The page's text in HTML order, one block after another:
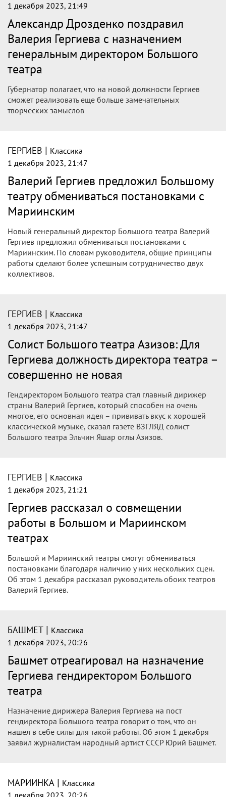
1 декабря 2023, 21:49
Александр Дрозденко поздравил
Валерия Гергиева с назначением
генеральным директором Большого
театра
Губернатор полагает, что на новой должности Гергиев
сможет реализовать еще больше замечательных
творческих замыслов
ГЕРГИЕВ | Классика
1 декабря 2023, 21:47
Валерий Гергиев предложил Большому
театру обмениваться постановками с
Мариинским
Новый генеральный директор Большого театра Валерий
Гергиев предложил обмениваться постановками с
Мариинским. По словам руководителя, общие принципы
работы сделают более успешным сотрудничество двух
коллективов.
ГЕРГИЕВ | Классика
1 декабря 2023, 21:47
Солист Большого театра Азизов: Для
Гергиева должность директора театра –
совершенно не новая
Гендиректором Большого театра стал главный дирижер
страны Валерий Гергиев, который способен на очень
многое, его основная идея – прививать вкус к хорошей
классической музыке, сказал газете ВЗГЛЯД солист
Большого театра Эльчин Яшар оглы Азизов.
ГЕРГИЕВ | Классика
1 декабря 2023, 21:21
Гергиев рассказал о совмещении
работы в Большом и Мариинском
театрах
Большой и Мариинский театры смогут обмениваться
постановками благодаря наличию у них нескольких сцен.
Об этом 1 декабря рассказал руководитель обоих театров
Валерий Гергиев.
БАШМЕТ | Классика
1 декабря 2023, 20:26
Башмет отреагировал на назначение
Гергиева гендиректором Большого
театра
Назначение дирижера Валерия Гергиева на пост
гендиректора Большого театра говорит о том, что он
нашел в себе силы для такой работы. Об этом 1 декабря
заявил журналистам народный артист СССР Юрий Башмет.
МАРИИНКА | Классика
1 декабря 2023, 20:26